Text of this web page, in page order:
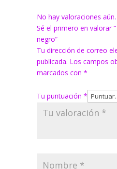
No hay valoraciones aún.
Sé el primero en valorar
negro”
Tu dirección de correo
publicada. Los campos
marcados con *
Tu puntuación *